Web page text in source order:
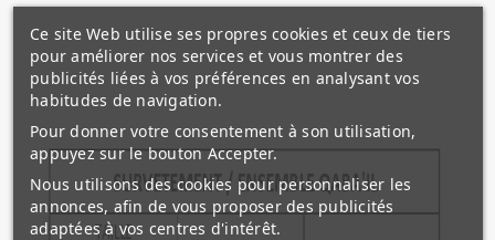
Ce site Web utilise ses propres cookies et ceux de tiers
pour améliorer nos services et vous montrer des
publicités liées à vos préférences en analysant vos
habitudes de navigation.
Pour donner votre consentement à son utilisation,
appuyez sur le bouton Accepter.
Nous utilisons des cookies pour personnaliser les
annonces, afin de vous proposer des publicités
adaptées à vos centres d'intérêt.